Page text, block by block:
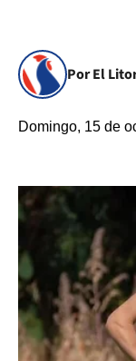
Por El
Domingo, 15 de